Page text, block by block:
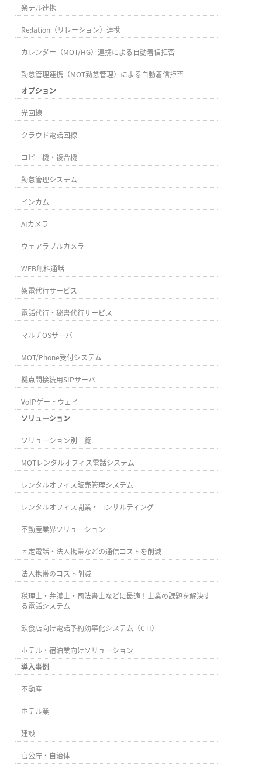
楽テル連携
Re:lation（リレーション）連携
カレンダー（MOT/HG）連携による自動着信拒否
勤怠管理連携（MOT勤怠管理）による自動着信拒否
オプション
光回線
クラウド電話回線
コピー機・複合機
勤怠管理システム
インカム
AIカメラ
ウェアラブルカメラ
WEB無料通話
架電代行サービス
電話代行・秘書代行サービス
マルチOSサーバ
MOT/Phone受付システム
拠点間接続用SIPサーバ
VoIPゲートウェイ
ソリューション
ソリューション別一覧
MOTレンタルオフィス電話システム
レンタルオフィス販売管理システム
レンタルオフィス開業・コンサルティング
不動産業界ソリューション
固定電話・法人携帯などの通信コストを削減
法人携帯のコスト削減
税理士・弁護士・司法書士などに最適！士業の課題を解決す
る電話システム
飲食店向け電話予約効率化システム（CTI）
ホテル・宿泊業向けソリューション
導入事例
不動産
ホテル業
建設
官公庁・自治体